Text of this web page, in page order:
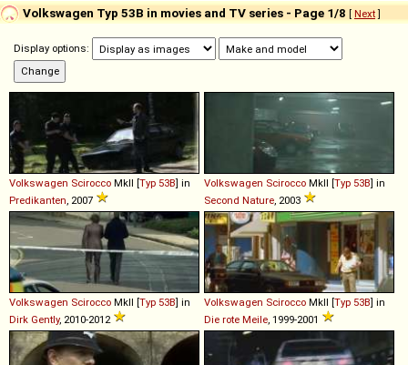
Volkswagen Typ 53B in movies and TV series - Page 1/8 [ Next]
Display options:
Volkswagen Scirocco MkII [Typ 53B] in
Predikanten , 2007
Volkswagen Scirocco MkII [Typ 53B] in
Second Nature , 2003
Volkswagen Scirocco MkII [Typ 53B] in
Dirk Gently, 2010-2012
Volkswagen Scirocco MkII [Typ 53B] in
Die rote Meile , 1999-2001